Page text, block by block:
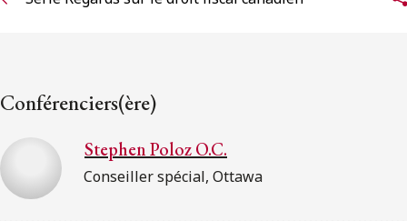
Conférenciers(ère)
Stephen Poloz O.C.
Conseiller spécial, Ottawa